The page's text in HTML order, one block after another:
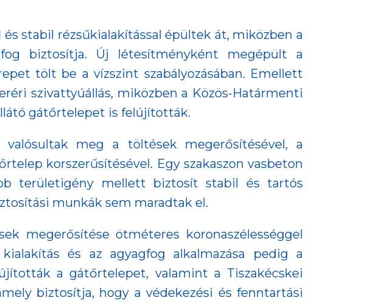
stabil rézsűkialakítással épültek át, miközben a
biztosítja. Új létesítményként megépült a
tölt be a vízszint szabályozásában. Emellett
szivattyúállás, miközben a Közös-Határmenti
gátőrtelepet is felújították.
meg a töltések megerősítésével, a
korszerűsítésével. Egy szakaszon vasbeton
területigény mellett biztosít stabil és tartós
munkák sem maradtak el.
megerősítése ötméteres koronaszélességgel
és az agyagfog alkalmazása pedig a
a gátőrtelepet, valamint a Tiszakécskei
biztosítja, hogy a védekezési és fenntartási